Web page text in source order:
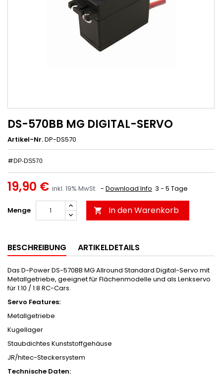
DS-570BB MG DIGITAL-SERVO
Artikel-Nr.DP-DS570
# DP-DS570
19,90 € inkl. 19% MwSt. Download Info 3 - 5 Tage
Menge  In den Warenkorb
BESCHREIBUNG ARTIKELDETAILS
Das D-Power DS-570BB MG Allround Standard Digital-Servo mit
Metallgetriebe, geeignet für Flächenmodelle und als Lenkservo
für 1:10 / 1:8 RC-Cars.
Servo Features:
Metallgetriebe
Kugellager
Staubdichtes Kunststoffgehäuse
JR/hitec-Steckersystem
Technische Daten: